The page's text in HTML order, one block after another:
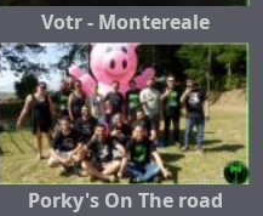
Votr - Montereale
Porky's On The road